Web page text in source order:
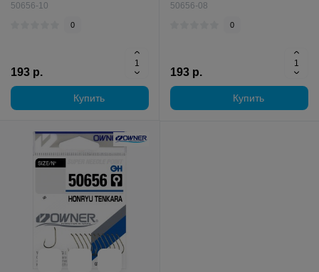
50656-10
0
193 р.
Купить
50656-08
0
193 р.
Купить